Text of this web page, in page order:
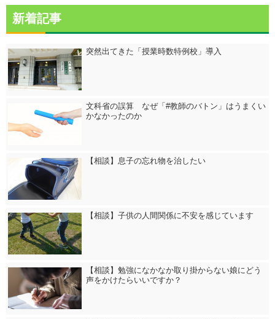
新着記事
突然出てきた「授業時数特例校」導入
文科省の誤算 なぜ「#教師のバトン」はうまくい
かなかったのか
【相談】息子の忘れ物を治したい
【相談】子供の人間関係に不安を感じています
【相談】勉強になかなか取り掛からない娘にどう
声をかけたらいいですか？